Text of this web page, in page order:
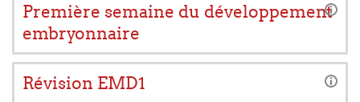
Première semaine du développement
embryonnaire
Révision EMD1